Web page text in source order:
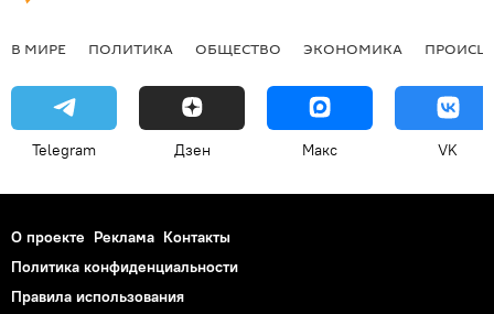
В МИРЕ ПОЛИТИКА ОБЩЕСТВО ЭКОНОМИКА
Telegram Дзен Макс VK
О проекте Реклама Контакты
Политика конфиденциальности
Правила использования